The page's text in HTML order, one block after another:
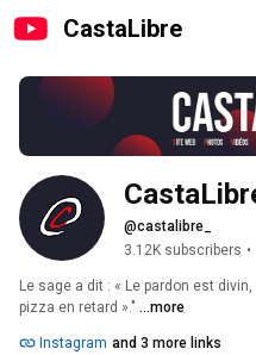
CastaLibre
@castalibre_
3.12K subscribers •
Le sage a dit : « Le pardon est
pizza en retard »." ...more
Instagram and 3 more links